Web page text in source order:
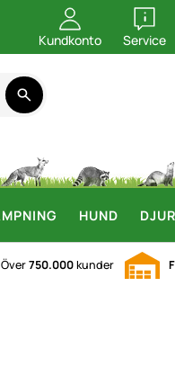
Kundkonto Service
HUND
Över750.000kunder